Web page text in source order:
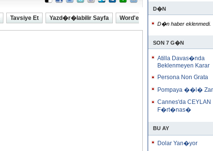
Tavsiye Et Yazd�r�labilir Sayfa
Word'e
D�N
D�n haber eklenmedi.
SON 7 G�N
Atilla Davas�nda
Beklenmeyen Karar
Persona Non Grata
Pompaya ��l�
Cannes'da CEYLAN
F�rt�nas�
BU AY
Dolar Yan�yor